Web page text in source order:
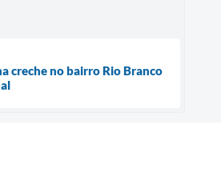
creche no bairro Rio Branco